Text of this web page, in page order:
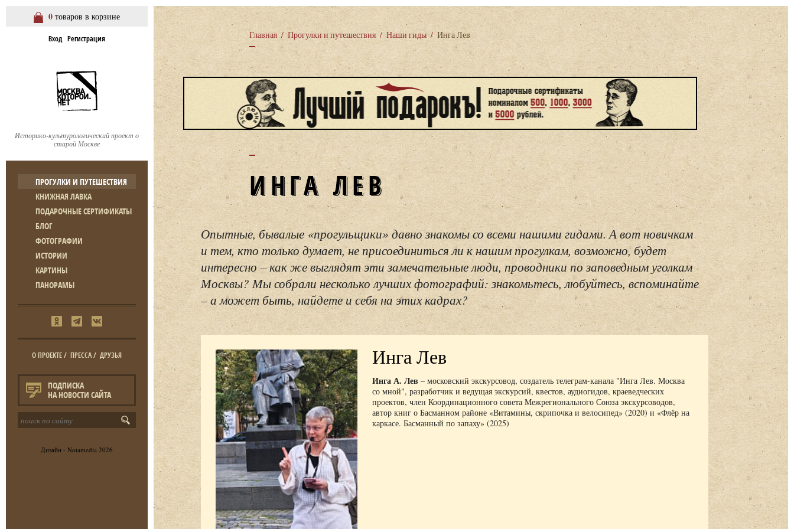
0 товаров в корзине
Вход Регистрация
Историко-культурологический проект о
старой Москве
ПРОГУЛКИ И ПУТЕШЕСТВИЯ
КНИЖНАЯ ЛАВКА
ПОДАРОЧНЫЕ СЕРТИФИКАТЫ
БЛОГ
ФОТОГРАФИИ
ИСТОРИИ
КАРТИНЫ
ПАНОРАМЫ
О ПРОЕКТЕ/ ПРЕССА/ ДРУЗЬЯ
ПОДПИСКА
НА НОВОСТИ САЙТА
Дизайн - Notamedia 2026
Главная / Прогулки и путешествия / Наши гиды / Инга Лев
ИНГА ЛЕВ
Опытные, бывалые «прогульщики» давно знакомы со всеми нашими гидами. А вот новичкам
и тем, кто только думает, не присоединиться ли к нашим прогулкам, возможно, будет
интересно – как же выглядят эти замечательные люди, проводники по заповедным уголкам
Москвы? Мы собрали несколько лучших фотографий: знакомьтесь, любуйтесь, вспоминайте
– а может быть, найдете и себя на этих кадрах?
Инга Лев
Инга А. Лев – московский экскурсовод, создатель телеграм-канала "Инга Лев. Москва
со мной", разработчик и ведущая экскурсий, квестов, аудиогидов, краеведческих
проектов, член Координационного совета Межрегионального Союза экскурсоводов,
автор книг о Басманном районе «Витамины, скрипочка и велосипед» (2020) и «Флёр на
каркасе. Басманный по запаху» (2025)